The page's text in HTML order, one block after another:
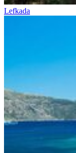
Lefkada